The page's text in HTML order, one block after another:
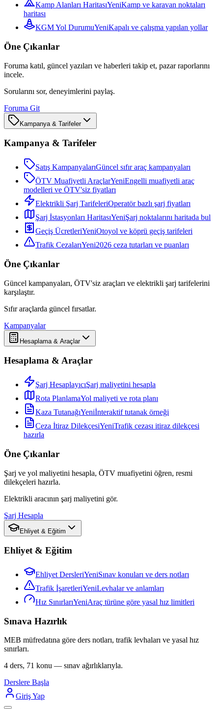
Kamp Alanları HaritasıYeniKamp ve karavan noktaları
haritası
KGM Yol DurumuYeniKapalı ve çalışma yapılan yollar
Öne Çıkanlar
Foruma katıl, güncel yazıları ve haberleri takip et, pazar raporlarını
incele.
Sorularını sor, deneyimlerini paylaş.
Foruma Git
Kampanya & Tarifeler
Kampanya & Tarifeler
Satış KampanyalarıGüncel sıfır araç kampanyaları
ÖTV Muafiyetli AraçlarYeniEngelli muafiyetli araç
modelleri ve ÖTV'siz fiyatları
Elektrikli Şarj TarifeleriOperatör bazlı şarj fiyatları
Şarj İstasyonları HaritasıYeniŞarj noktalarını haritada bul
Geçiş ÜcretleriYeniOtoyol ve köprü geçiş tarifeleri
Trafik CezalarıYeni2026 ceza tutarları ve puanları
Öne Çıkanlar
Güncel kampanyaları, ÖTV'siz araçları ve elektrikli şarj tarifelerini
karşılaştır.
Sıfır araçlarda güncel fırsatlar.
Kampanyalar
Hesaplama & Araçlar
Hesaplama & Araçlar
Şarj HesaplayıcıŞarj maliyetini hesapla
Rota PlanlamaYol maliyeti ve rota planı
Kaza TutanağıYeniİnteraktif tutanak örneği
Ceza İtiraz DilekçesiYeniTrafik cezası itiraz dilekçesi
hazırla
Öne Çıkanlar
Şarj ve yol maliyetini hesapla, ÖTV muafiyetini öğren, resmi
dilekçeleri hazırla.
Elektrikli aracının şarj maliyetini gör.
Şarj Hesapla
Ehliyet & Eğitim
Ehliyet & Eğitim
Ehliyet DersleriYeniSınav konuları ve ders notları
Trafik İşaretleriYeniLevhalar ve anlamları
Hız SınırlarıYeniAraç türüne göre yasal hız limitleri
Sınava Hazırlık
MEB müfredatına göre ders notları, trafik levhaları ve yasal hız
sınırları.
4 ders, 71 konu — sınav ağırlıklarıyla.
Derslere Başla
Giriş Yap